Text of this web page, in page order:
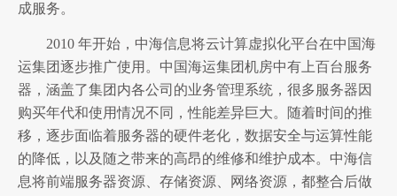
成服务。
2010 年开始，中海信息将云计算虚拟化平台在中国海
运集团逐步推广使用。中国海运集团机房中有上百台服务
器，涵盖了集团内各公司的业务管理系统，很多服务器因
购买年代和使用情况不同，性能差异巨大。随着时间的推
移，逐步面临着服务器的硬件老化，数据安全与运算性能
的降低，以及随之带来的高昂的维修和维护成本。中海信
息将前端服务器资源、存储资源、网络资源，都整合后做